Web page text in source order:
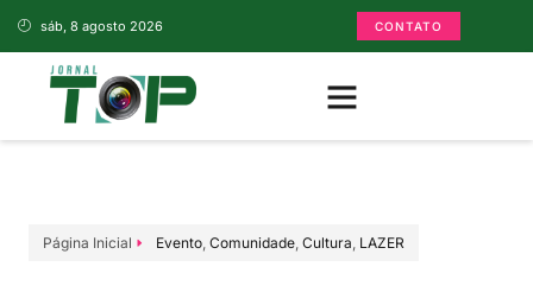
sáb, 8 agosto 2026 CONTATO
Página Inicial Evento, Comunidade, Cultura, LAZER